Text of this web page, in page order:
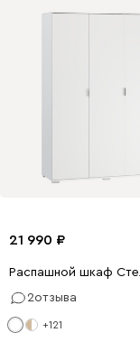
21 990
Распашной шкаф
2отзыва
+121